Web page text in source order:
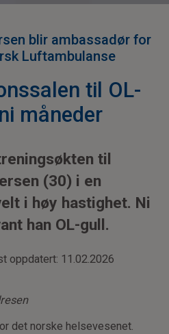
blir ambassadør for
Luftambulanse
til OL-
måneder
til
(30) i en
i høy hastighet. Ni
han OL-gull.
oppdatert: 11.02.2026
det norske helsevesenet.